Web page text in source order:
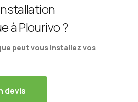
à Plourivo ?
peut vous installez vos
devis